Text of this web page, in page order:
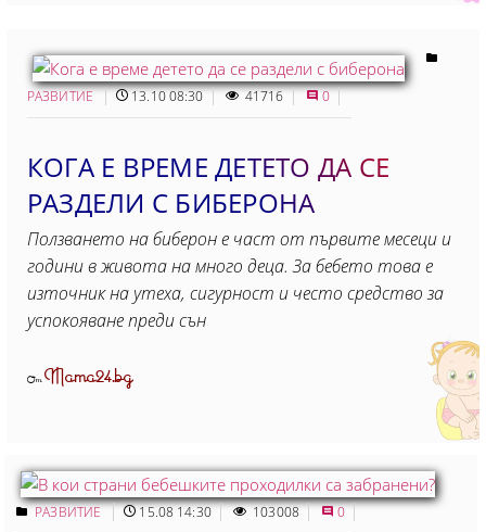
РАЗВИТИЕ 13.10 08:30 41716 0
КОГА Е ВРЕМЕ ДЕТЕТО ДА СЕ
РАЗДЕЛИ С БИБЕРОНА
Ползването на биберон е част от първите месеци и
години в живота на много деца. За бебето това е
източник на утеха, сигурност и често средство за
успокояване преди сън
ОтMama24.bg
РАЗВИТИЕ 15.08 14:30 103008 0